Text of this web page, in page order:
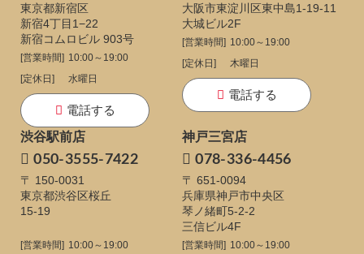
東京都新宿区
新宿4丁目1−22
新宿コムロビル 903号
[営業時間] 10:00～19:00
[定休日]
水曜日
電話する
大阪市東淀川区東中島1-19-11
大城ビル2F
[営業時間] 10:00～19:00
[定休日]
木曜日
電話する
渋谷駅前店
050-3555-7422
〒 150-0031
東京都渋谷区桜丘
15-19
[営業時間] 10:00～19:00
神戸三宮店
078-336-4456
〒 651-0094
兵庫県神戸市中央区
琴ノ緒町5-2-2
三信ビル4F
[営業時間] 10:00～19:00